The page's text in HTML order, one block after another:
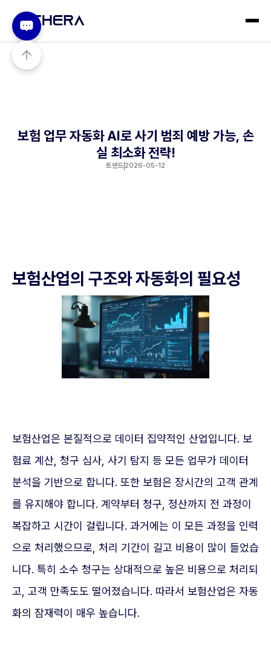
보험 업무 자동화 AI로 사기 범죄 예방 가능, 손
실 최소화 전략!
트렌드 2026-05-12
보험산업의 구조와 자동화의 필요성
보험산업은 본질적으로 데이터 집약적인 산업입니다. 보
험료 계산, 청구 심사, 사기 탐지 등 모든 업무가 데이터
분석을 기반으로 합니다. 또한 보험은 장시간의 고객 관계
를 유지해야 합니다. 계약부터 청구, 정산까지 전 과정이
복잡하고 시간이 걸립니다. 과거에는 이 모든 과정을 인력
으로 처리했으므로, 처리 기간이 길고 비용이 많이 들었습
니다. 특히 소수 청구는 상대적으로 높은 비용으로 처리되
고, 고객 만족도도 떨어졌습니다. 따라서 보험산업은 자동
화의 잠재력이 매우 높습니다.